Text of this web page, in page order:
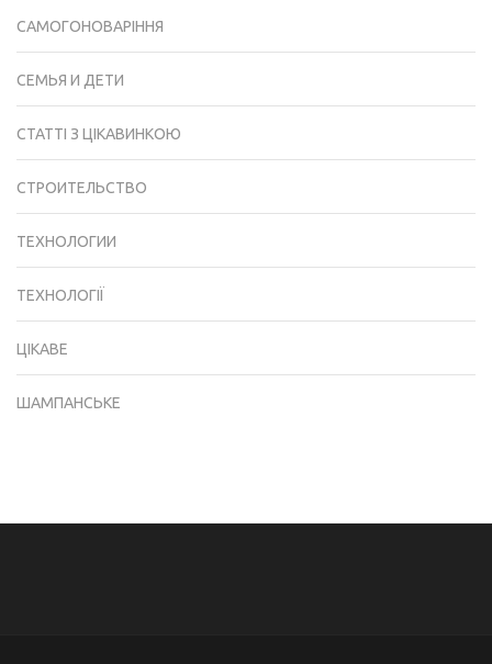
САМОГОНОВАРІННЯ
СЕМЬЯ И ДЕТИ
СТАТТІ З ЦІКАВИНКОЮ
СТРОИТЕЛЬСТВО
ТЕХНОЛОГИИ
ТЕХНОЛОГІЇ
ЦІКАВЕ
ШАМПАНСЬКЕ